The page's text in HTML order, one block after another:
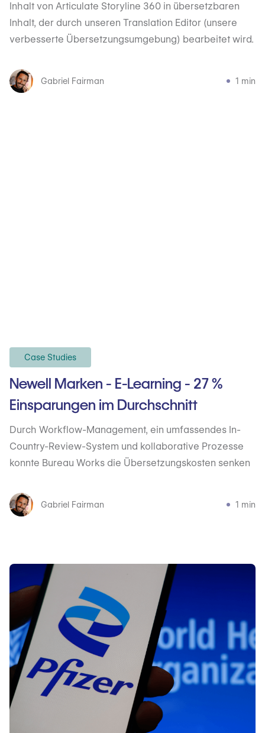
Inhalt von Articulate Storyline 360 in übersetzbaren
Inhalt, der durch unseren Translation Editor (unsere
verbesserte Übersetzungsumgebung) bearbeitet wird.
Gabriel Fairman 1 min
Case Studies
Newell Marken - E-Learning - 27 %
Einsparungen im Durchschnitt
Durch Workflow-Management, ein umfassendes In-
Country-Review-System und kollaborative Prozesse
konnte Bureau Works die Übersetzungskosten senken
Gabriel Fairman 1 min